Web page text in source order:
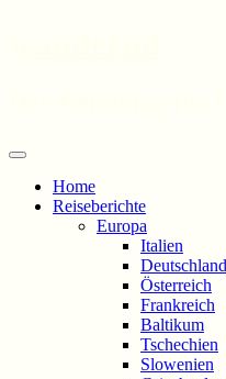
Menü
springen
Home
Reiseberichte
Europa
Italien
Deutschland
Österreich
Frankreich
Baltikum
Tschechien
Slowenien